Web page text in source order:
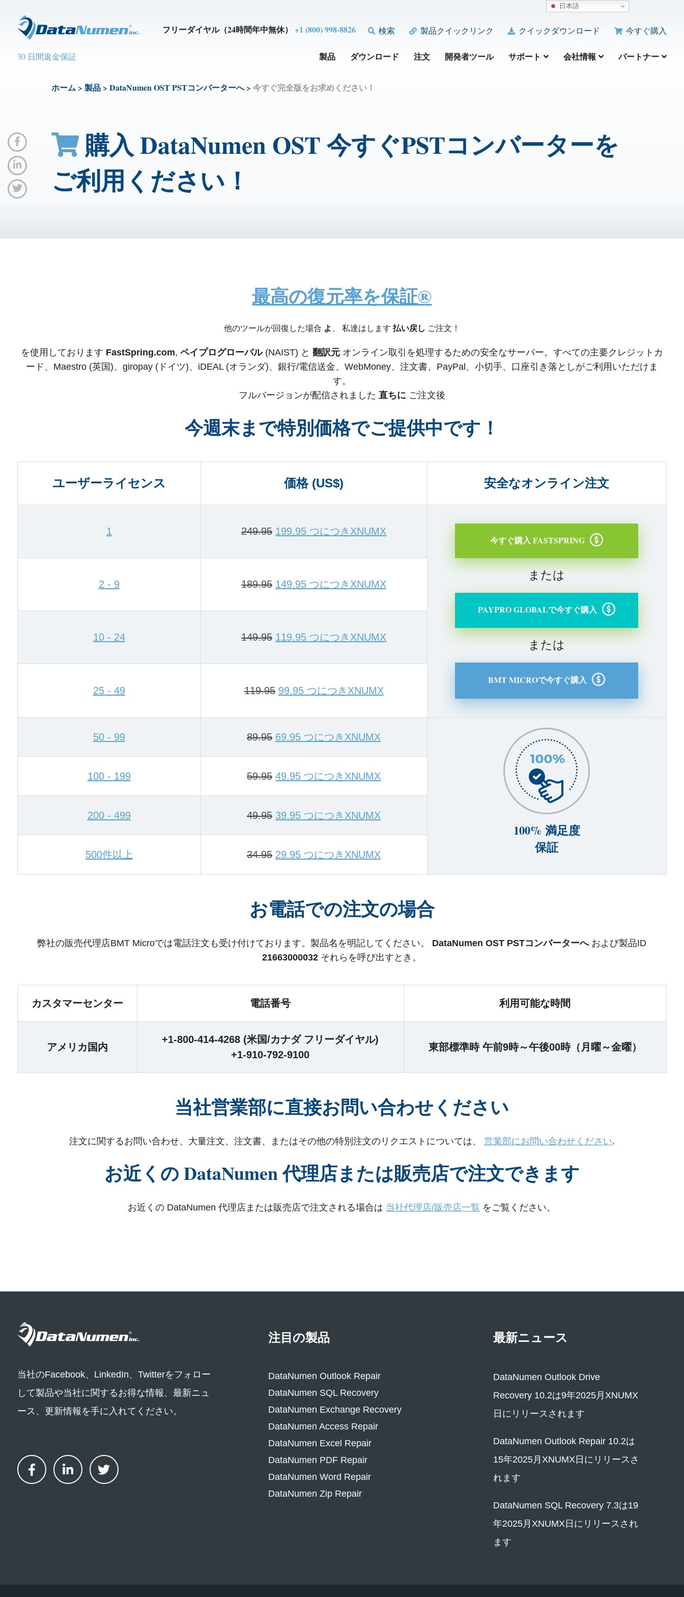
フリーダイヤル（24時間年中無休）+1 (800) 998-8826 検索 製品クイックリンク クイックダウンロード 今すぐ購入
30 日間返金保証 製品 ダウンロード 注文 開発者ツール サポート 会社情報 パートナー
ホーム> 製品> DataNumen OST PSTコンバーターへ> 今すぐ完全版をお求めください！
購入 DataNumen OST 今すぐPSTコンバーターを
ご利用ください！
最高の復元率を保証®
他のツールが回復した場合 よ 、 私達はします 払い戻し ご注文！
を使用しております FastSpring.com, ペイプログローバル(NAIST) と 翻訳元オンライン取引を処理するための安全なサーバー。すべての主要クレジットカ
ード、Maestro (英国)、giropay (ドイツ)、iDEAL (オランダ)、銀行/電信送金、WebMoney、注文書、PayPal、小切手、口座引き落としがご利用いただけま
す。
フルバージョンが配信されました 直ちに ご注文後
今週末まで特別価格でご提供中です！
ユーザーライセンス 価格 (US$) 安全なオンライン注文
1 249.95 199.95 つにつきXNUMX
今すぐ購入 FASTSPRING
または
PAYPRO GLOBALで今すぐ購入
または
BMT MICROで今すぐ購入
2 - 9 189.95 149.95 つにつきXNUMX
10 - 24 149.95 119.95 つにつきXNUMX
25 - 49 119.95 99.95 つにつきXNUMX
50 - 99 89.95 69.95 つにつきXNUMX
100% 満足度
保証
100 - 199 59.95 49.95 つにつきXNUMX
200 - 499 49.95 39.95 つにつきXNUMX
500件以上 34.95 29.95 つにつきXNUMX
お電話での注文の場合
弊社の販売代理店BMT Microでは電話注文も受け付けております。製品名を明記してください。 DataNumen OST PSTコンバーターへおよび製品ID
21663000032 それらを呼び出すとき。
カスタマーセンター 電話番号 利用可能な時間
アメリカ国内
+1-800-414-4268 (米国/カナダ フリーダイヤル)
+1-910-792-9100
東部標準時 午前9時～午後00時（月曜～金曜）
当社営業部に直接お問い合わせください
注文に関するお問い合わせ、大量注文、注文書、またはその他の特別注文のリクエストについては、 営業部にお問い合わせください.
お近くの DataNumen 代理店または販売店で注文できます
お近くの DataNumen 代理店または販売店で注文される場合は 当社代理店/販売店一覧 をご覧ください。
当社のFacebook、LinkedIn、Twitterをフォロー
して製品や当社に関するお得な情報、最新ニュ
ース、更新情報を手に入れてください。
注目の製品
DataNumen Outlook Repair
DataNumen SQL Recovery
DataNumen Exchange Recovery
DataNumen Access Repair
DataNumen Excel Repair
DataNumen PDF Repair
DataNumen Word Repair
DataNumen Zip Repair
最新ニュース
DataNumen Outlook Drive
Recovery 10.2は9年2025月XNUMX
日にリリースされます
DataNumen Outlook Repair 10.2は
15年2025月XNUMX日にリリースさ
れます
DataNumen SQL Recovery 7.3は19
年2025月XNUMX日にリリースされ
ます
日本語